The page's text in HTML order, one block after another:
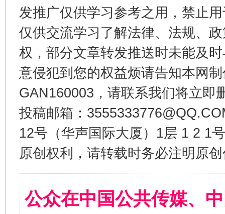
发推广仅供学习参考之用，禁止
仅供交流学习了解法律、法规、
权，部分文章转发推送时未能及
意侵犯到您的权益烦请告知本网
GAN160003，请联系我们将立即
投稿邮箱：
12号（华声国际大厦）1层 1 2 1
原创权利，请转载时务必注明原
公众在中国公共传媒、